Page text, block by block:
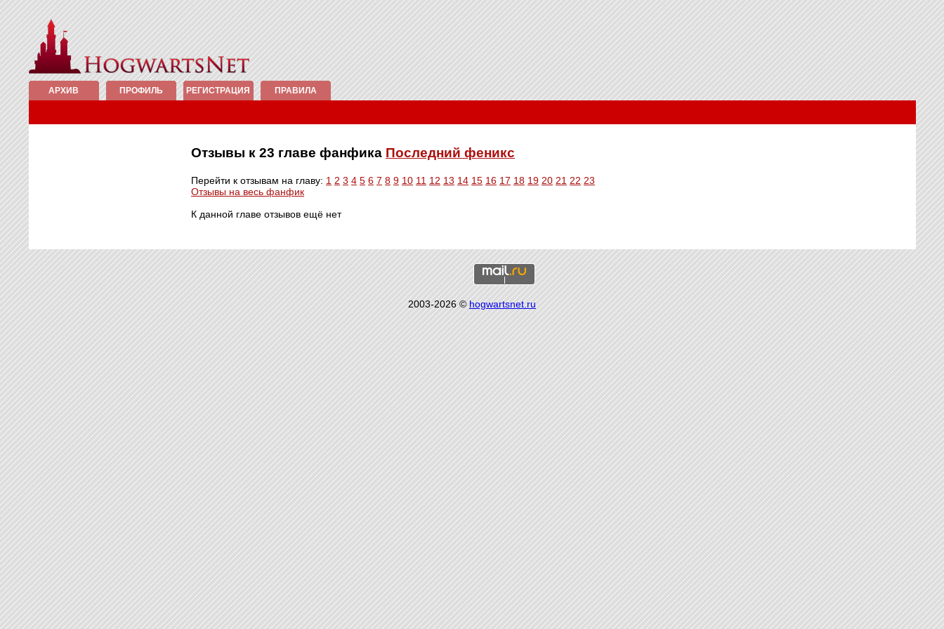
АРХИВ ПРОФИЛЬ РЕГИСТРАЦИЯ ПРАВИЛА
Отзывы к 23 главе фанфика Последний феникс
Перейти к отзывам на главу: 1 2 3 4 5 6 7 8 9 10 11 12 13 14 15 16 17 18 19 20 21 22 23
Отзывы на весь фанфик
К данной главе отзывов ещё нет
2003-2026 ©hogwartsnet.ru